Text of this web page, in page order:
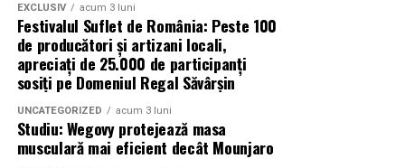
EXCLUSIV acum 3 luni
Festivalul Suflet de România: Peste 100
de producători și artizani locali,
apreciați de 25.000 de participanți
sosiți pe Domeniul Regal Săvârșin
UNCATEGORIZED acum 3 luni
Studiu: Wegovy protejează masa
musculară mai eficient decât Mounjaro